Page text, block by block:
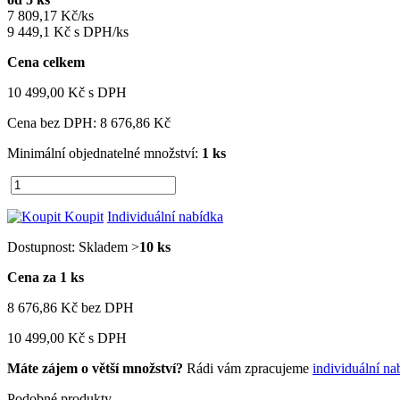
7 809,17 Kč/ks
9 449,1 Kč s DPH/ks
Cena celkem
10 499,00 Kč s DPH
Cena bez DPH: 8 676,86 Kč
Minimální objednatelné množství: 1 ks
Koupit Individuální nabídka
Dostupnost: Skladem >10 ks
Cena za 1 ks
8 676,86 Kč bez DPH
10 499,00 Kč s DPH
Máte zájem o větší množství? Rádi vám zpracujeme individuální